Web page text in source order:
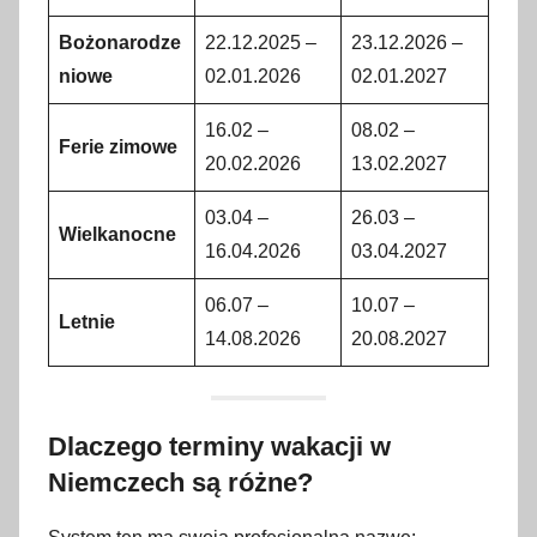
Bożonarodze
niowe
22.12.2025 –
02.01.2026
23.12.2026 –
02.01.2027
Ferie zimowe
16.02 –
20.02.2026
08.02 –
13.02.2027
Wielkanocne
03.04 –
16.04.2026
26.03 –
03.04.2027
Letnie
06.07 –
14.08.2026
10.07 –
20.08.2027
Dlaczego terminy wakacji w
Niemczech są różne?